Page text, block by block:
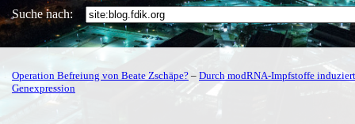
Suche nach:
Operation Befreiung von Beate Zschäpe? – Durch modRNA-Impfstoffe
Genexpression